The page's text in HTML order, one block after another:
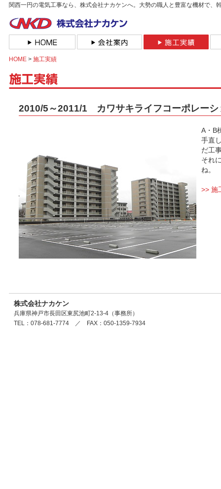
関西一円の電気工事なら、株式会社ナカケンへ。大勢の職人と豊富な機材で
HOME> 施工実績
2010/5～2011/1 カワサキライフコーポレー
A・B
手直
だ工
それ
ね。
>> 施
株式会社ナカケン
兵庫県神戸市長田区東尻池町2-13-4（事務所）
TEL：078-681-7774 ／ FAX：050-1359-7934